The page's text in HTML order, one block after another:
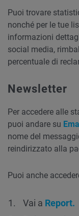
Puoi trovare
nonché per le tue
informazioni
social media,
percentuale di
Newsletter
Per accedere alle
puoi andare su
nome del
reindirizzato alla
Puoi anche
Vai a Report.